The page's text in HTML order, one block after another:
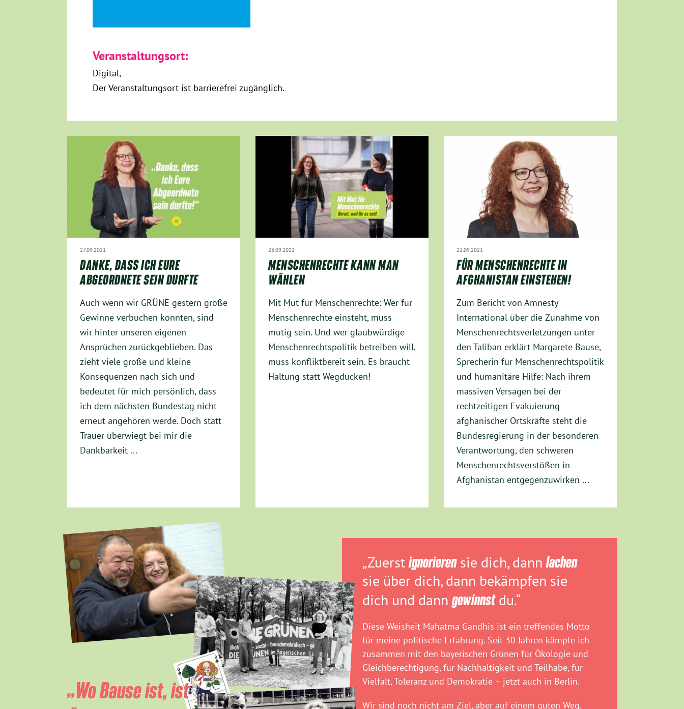
Veranstaltungsort:
Digital
Der Veranstaltungsort ist barrierefrei zugänglich.
27.09.2021
DANKE, DASS ICH EURE
ABGEORDNETE SEIN DURFTE
Auch wenn wir GRÜNE gestern große
Gewinne verbuchen konnten, sind
wir hinter unseren eigenen
Ansprüchen zurückgeblieben. Das
zieht viele große und kleine
Konsequenzen nach sich und
bedeutet für mich persönlich, dass
ich dem nächsten Bundestag nicht
erneut angehören werde. Doch statt
Trauer überwiegt bei mir die
Dankbarkeit ...
23.09.2021
MENSCHENRECHTE KANN MAN
WÄHLEN
Mit Mut für Menschenrechte: Wer für
Menschenrechte einsteht, muss
mutig sein. Und wer glaubwürdige
Menschenrechtspolitik betreiben will,
muss konfliktbereit sein. Es braucht
Haltung statt Wegducken!
21.09.2021
FÜR MENSCHENRECHTE IN
AFGHANISTAN EINSTEHEN!
Zum Bericht von Amnesty
International über die Zunahme von
Menschenrechtsverletzungen unter
den Taliban erklärt Margarete Bause,
Sprecherin für Menschenrechtspolitik
und humanitäre Hilfe: Nach ihrem
massiven Versagen bei der
rechtzeitigen Evakuierung
afghanischer Ortskräfte steht die
Bundesregierung in der besonderen
Verantwortung, den schweren
Menschenrechtsverstößen in
Afghanistan entgegenzuwirken ...
„Zuerstignorierensie dich, dannlachen
sie über dich, dann bekämpfen sie
dich und dann gewinnstdu.“
Diese Weisheit Mahatma Gandhis ist ein treffendes Motto
für meine politische Erfahrung. Seit 30 Jahren kämpfe ich
zusammen mit den bayerischen Grünen für Ökologie und
Gleichberechtigung, für Nachhaltigkeit und Teilhabe, für
Vielfalt, Toleranz und Demokratie – jetzt auch in Berlin.
Wir sind noch nicht am Ziel, aber auf einem guten Weg.
„Wo Bause ist, ist